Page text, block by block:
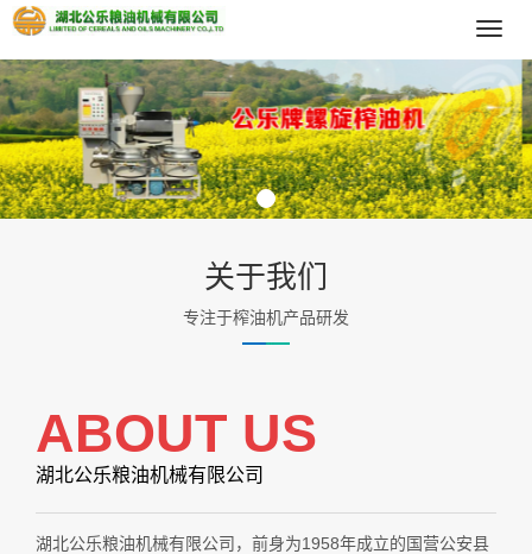
导
单
关于我们
专注于榨油机产品研发
ABOUT US
湖北公乐粮油机械有限公司
湖北公乐粮油机械有限公司，前身为1958年成立的国营公安县